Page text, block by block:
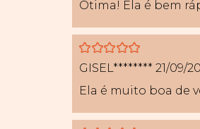
Ótima! Ela é bem
5
GISEL******** 21/09/
Ela é muito boa de